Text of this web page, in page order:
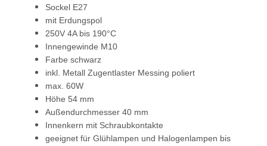
Sockel E27
mit Erdungspol
250V 4A bis 190°C
Innengewinde M10
Farbe schwarz
inkl. Metall Zugentlaster Messing poliert
max. 60W
Höhe 54 mm
Außendurchmesser 40 mm
Innenkern mit Schraubkontakte
geeignet für Glühlampen und Halogenlampen bis